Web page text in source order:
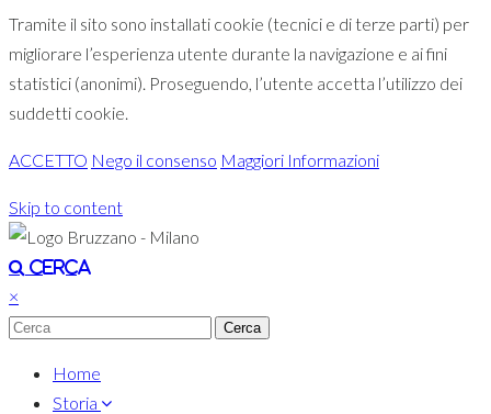
Tramite il sito sono installati cookie (tecnici e di terze parti) per
migliorare l’esperienza utente durante la navigazione e ai fini
statistici (anonimi). Proseguendo, l’utente accetta l’utilizzo dei
suddetti cookie.
ACCETTO Nego il consenso Maggiori Informazioni
Skip to content
Toggle navigation
Cerca
×
Home
Storia